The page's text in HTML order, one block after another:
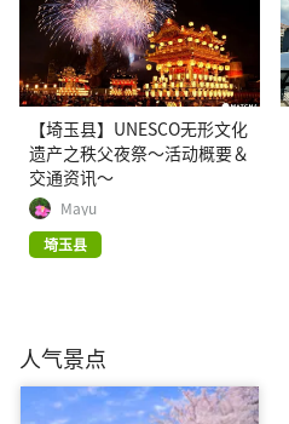
【埼玉县】UNESCO无形文化
遗产之秩父夜祭〜活动概要＆
交通资讯〜
Mayu
埼玉县
人气景点